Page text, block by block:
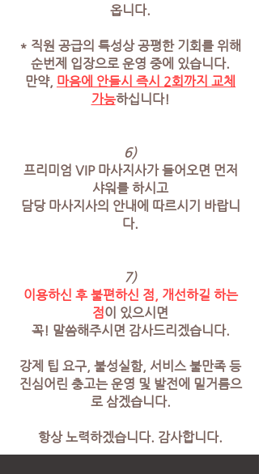
옵니다.
* 직원 공급의 특성상 공평한 기회를 위해
순번제 입장으로 운영 중에 있습니다.
만약, 마음에 안들시 즉시 2회까지 교체
가능하십니다!
6)
프리미엄 VIP 마사지사가 들어오면 먼저
샤워를 하시고
담당 마사지사의 안내에 따르시기 바랍니
다.
7)
이용하신 후 불편하신 점, 개선하길 하는
점이 있으시면
꼭! 말씀해주시면 감사드리겠습니다.
강제 팁 요구, 불성실함, 서비스 불만족 등
진심어린 충고는 운영 및 발전에 밑거름으
로 삼겠습니다.
항상 노력하겠습니다. 감사합니다.